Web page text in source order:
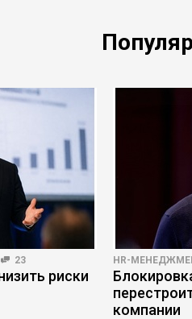
23
риски
HR-
компании